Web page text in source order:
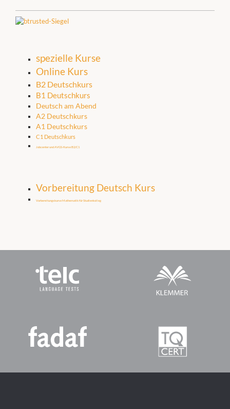
spezielle Kurse
Online Kurs
B2 Deutschkurs
B1 Deutschkurs
Deutsch am Abend
A2 Deutschkurs
A1 Deutschkurs
C1 Deutschkurs
Jobcenter und AVGS-Kurse B2/C1
Vorbereitung Deutsch Kurs
Vorbereitungskurse Mathematik für Studienkolleg